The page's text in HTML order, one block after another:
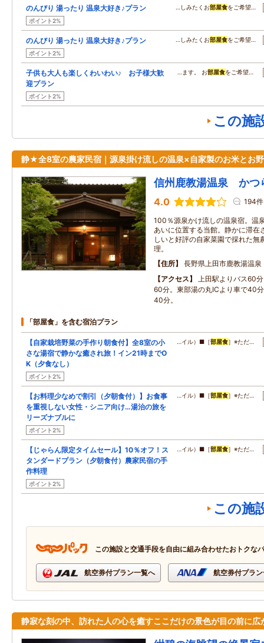
のんびり 湯ったり 温泉大好き♪プラン
ポイント2%
…しみたくお部屋食をご希望…
のんびり 湯ったり 温泉大好き♪プラン
ポイント2%
…しみたくお部屋食をご希望…
子供も大人も楽しくわいわい♪ お子様大歓
迎プラン
ポイント2%
…ます。 お部屋食をご希望…
この施
静★全8室の農家民宿｜源泉掛け流しの温泉×自家製のお米とお
信州鹿教湯温泉 かつ
4.0 194件
100％源泉かけ流しの温泉宿。温
あいに位置する当館。静かに滞在
しいと好評の自家菜園で採れた無
理。
住所
長野県上田市鹿教湯温泉
アクセス
上田駅よりバス60
60分。東部湯の丸ICより車で40
40分。
「部屋食」を含む宿泊プラン
【自家栽培野菜の手作り朝食付】全8室の小
さな湯宿で静かな癒され旅！イン21時までO
K（夕食なし）
ポイント2%
…イル）■［部屋食］※ただ…
【お料理少なめで割引（夕朝食付）】お食事
を重視しない女性・シニア向け…湯治の旅を
リーズナブルに
ポイント2%
…イル）■［部屋食］※ただ…
【じゃらん限定タイムセール】10％オフ！ス
タンダードプラン（夕朝食付）農家民宿の手
作料理
ポイント2%
…イル）■［部屋食］※ただ…
この施
この施設と交通手段を自由に組み合わせたおトクな
航空券付プラン一覧へ 航空券付プラ
静寂な刻の中、訪れた人の心を癒すここだけの景色が目の前に広